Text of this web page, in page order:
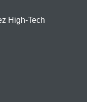
High-Tech